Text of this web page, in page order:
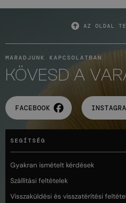
AZ OLDAL
MARADJUNK KAPCSOLATBAN
KÖVESD A
FACEBOOK
SEGÍTSÉG
Gyakran ismételt kérdések
Szállítási feltételek
Visszaküldési és visszatérítési